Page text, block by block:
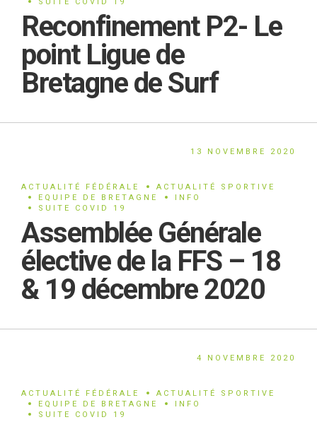
Reconfinement P2- Le
point Ligue de
Bretagne de Surf
13 NOVEMBRE 2020
ACTUALITÉ FÉDÉRALE
ACTUALITÉ SPORTIVE
EQUIPE DE BRETAGNE
INFO
SUITE COVID 19
Assemblée Générale
élective de la FFS – 18
& 19 décembre 2020
4 NOVEMBRE 2020
ACTUALITÉ FÉDÉRALE
ACTUALITÉ SPORTIVE
EQUIPE DE BRETAGNE
INFO
SUITE COVID 19